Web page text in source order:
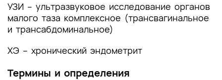
2.1 Жалобы и анамнез
2.2 Физикальное обследование
2.3 Лабораторные диагностические
УЗИ – ультразвуковое исследование органов
малого таза комплексное (трансвагинальное
и трансабдоминальное)
ХЭ – хронический эндометрит
Термины и определения